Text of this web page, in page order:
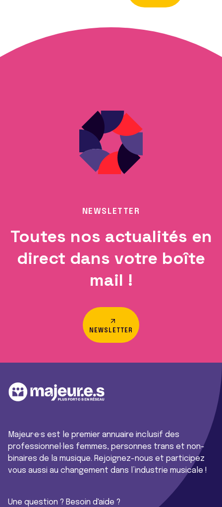
NEWSLETTER
Toutes nos actualités en
direct dans votre boîte
mail !
NEWSLETTER
Majeur·e·s est le premier annuaire inclusif des
professionnel·les femmes, personnes trans et non-
binaires de la musique. Rejoignez-nous et participez
vous aussi au changement dans l’industrie musicale !
Une question ? Besoin d'aide ?